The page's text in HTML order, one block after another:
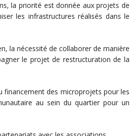
la priorité est donnée aux projets de
les infrastructures réalisés dans le
la nécessité de collaborer de manière
le projet de restructuration de la
financement des microprojets pour les
au sein du quartier pour un